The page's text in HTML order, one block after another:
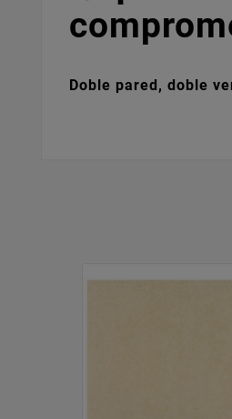
Doble pared, doble